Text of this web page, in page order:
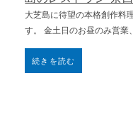
大芝島に待望の本格創作料
す。 金土日のお昼のみ営
続きを読む